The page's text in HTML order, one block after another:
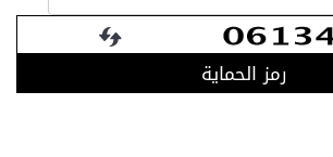
رمز الحماية